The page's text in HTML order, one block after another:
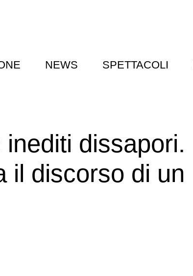
NEWS SPETTACOLI
dissapori.
il discorso di un